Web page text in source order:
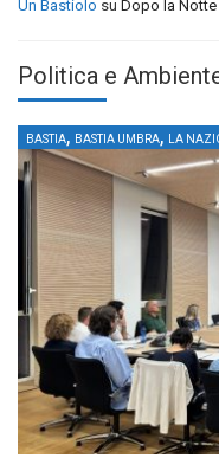
Un Bastiolo su Dopo la Notte
Politica e
BASTIA, BASTIA UMBRA, LA